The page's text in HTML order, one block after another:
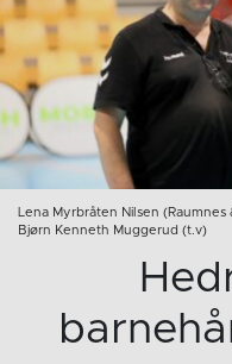
Lena Myrbråten Nilsen
Bjørn Kenneth Muggerud (t.v)